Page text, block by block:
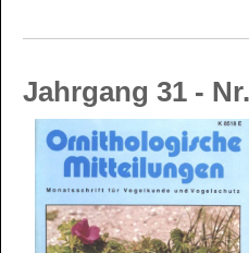
Jahrgang 31 -